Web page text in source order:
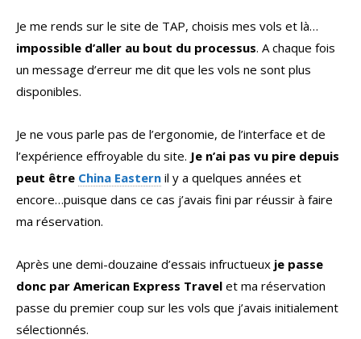
Je me rends sur le site de TAP, choisis mes vols et là…
impossible d’aller au bout du processus. A chaque fois
un message d’erreur me dit que les vols ne sont plus
disponibles.
Je ne vous parle pas de l’ergonomie, de l’interface et de
l’expérience effroyable du site. Je n’ai pas vu pire depuis
peut être China Eastern il y a quelques années et
encore…puisque dans ce cas j’avais fini par réussir à faire
ma réservation.
Après une demi-douzaine d’essais infructueux je passe
donc par American Express Travel et ma réservation
passe du premier coup sur les vols que j’avais initialement
sélectionnés.